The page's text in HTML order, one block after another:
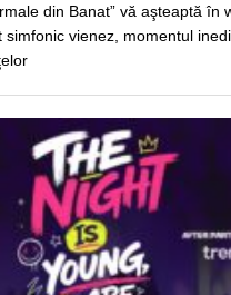
din Banat” vă aşteaptă în
simfonic vienez, momentul